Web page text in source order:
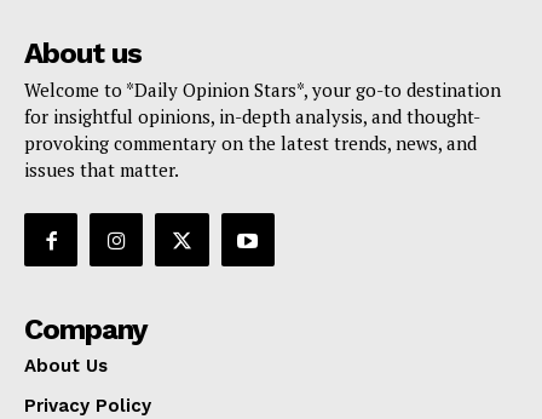
About us
Welcome to *Daily Opinion Stars*, your go-to destination
for insightful opinions, in-depth analysis, and thought-
provoking commentary on the latest trends, news, and
issues that matter.
Company
About Us
Privacy Policy